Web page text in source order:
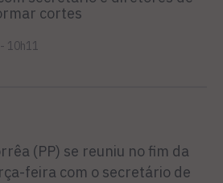
cortes
10h11
(PP) se reuniu no fim da
feira com o secretário de